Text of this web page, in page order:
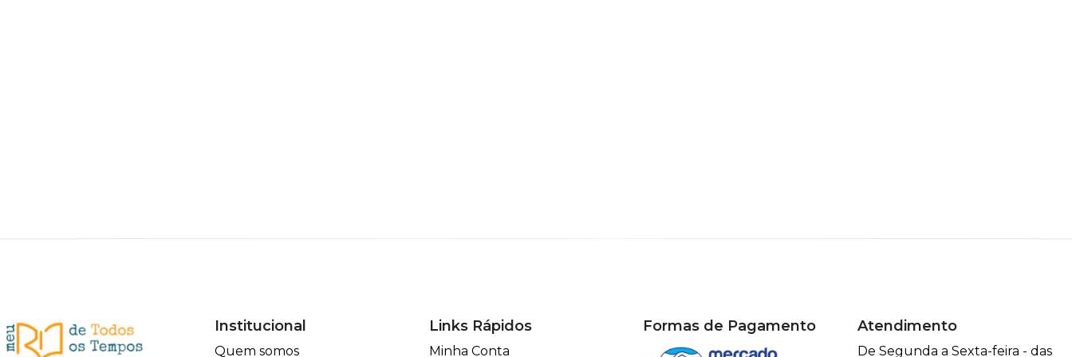
Institucional
Quem somos
Links Rápidos
Minha Conta
Formas de Pagamento Atendimento
De Segunda a Sexta-feira - das